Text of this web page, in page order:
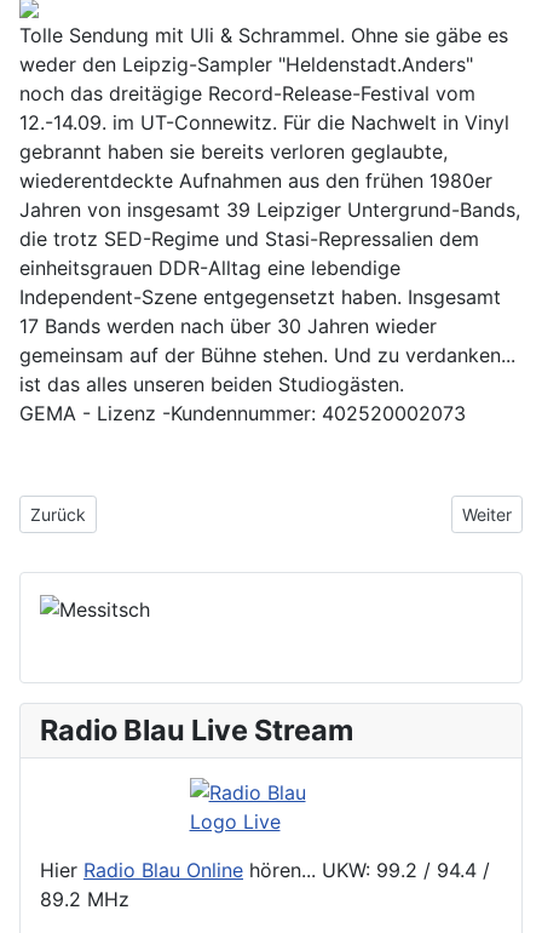
Tolle Sendung mit Uli & Schrammel. Ohne sie gäbe es
weder den Leipzig-Sampler "Heldenstadt.Anders"
noch das dreitägige Record-Release-Festival vom
12.-14.09. im UT-Connewitz. Für die Nachwelt in Vinyl
gebrannt haben sie bereits verloren geglaubte,
wiederentdeckte Aufnahmen aus den frühen 1980er
Jahren von insgesamt 39 Leipziger Untergrund-Bands,
die trotz SED-Regime und Stasi-Repressalien dem
einheitsgrauen DDR-Alltag eine lebendige
Independent-Szene entgegensetzt haben. Insgesamt
17 Bands werden nach über 30 Jahren wieder
gemeinsam auf der Bühne stehen. Und zu verdanken...
ist das alles unseren beiden Studiogästen.
GEMA - Lizenz -Kundennummer: 402520002073
Vorheriger Beitrag: 19. Sendung - L.E. Special 2025
Zurück Nächster
Weiter
Radio Blau Live Stream
Hier Radio Blau Online hören... UKW: 99.2 / 94.4 /
89.2 MHz